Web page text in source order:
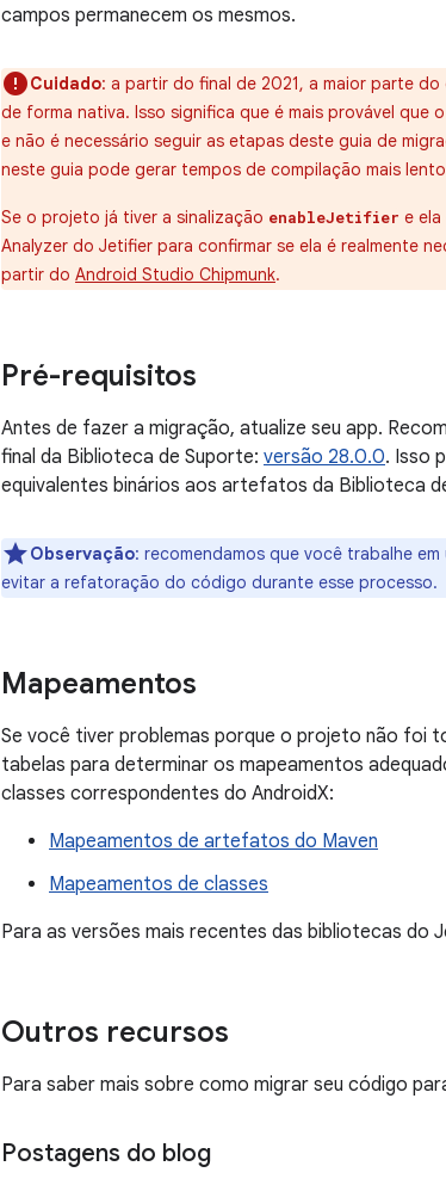
campos permanecem os mesmos.
Cuidado: a partir do final de 2021, a maior parte
de forma nativa. Isso significa que é mais provável
e não é necessário seguir as etapas deste guia de
neste guia pode gerar tempos de compilação mais
Se o projeto já tiver a sinalização enableJetifier e
Analyzer do Jetifier para confirmar se ela é realmente
partir do Android Studio Chipmunk.
Pré-requisitos
Antes de fazer a migração, atualize seu app.
final da Biblioteca de Suporte: versão 28.0.0. Isso
equivalentes binários aos artefatos da Biblioteca
Observação: recomendamos que você trabalhe
evitar a refatoração do código durante esse processo.
Mapeamentos
Se você tiver problemas porque o projeto não foi
tabelas para determinar os mapeamentos
classes correspondentes do AndroidX:
Mapeamentos de artefatos do Maven
Mapeamentos de classes
Para as versões mais recentes das bibliotecas do
Outros recursos
Para saber mais sobre como migrar seu código
Postagens do blog